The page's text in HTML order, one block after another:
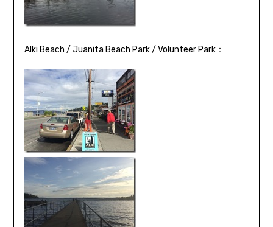
Alki Beach / Juanita Beach Park / Volunteer Park：